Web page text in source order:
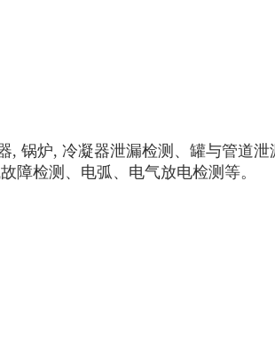
锅炉, 冷凝器泄漏检测、罐与管道
障检测、电弧、电气放电检测等。